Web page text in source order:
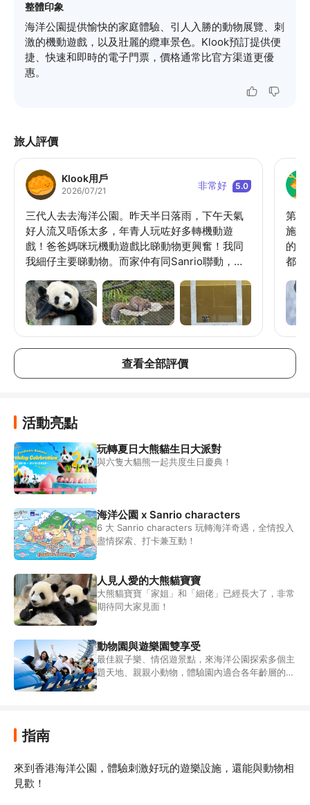
整體印象
海洋公園提供愉快的家庭體驗、引人入勝的動物展覽、刺
激的機動遊戲，以及壯麗的纜車景色。Klook預訂提供便
捷、快速和即時的電子門票，價格通常比官方渠道更優
惠。
旅人評價
Klook用戶
2026/07/21 非常好 5.0
三代人去去海洋公園。昨天半日落雨，下午天氣
好人流又唔係太多，年青人玩咗好多轉機動遊
戲！爸爸媽咪玩機動遊戲比睇動物更興奮！我同
我細仔主要睇動物。而家仲有同Sanrio聯動，樂
列車內的動畫都轉左係Sanrio公仔短片，打卡位
亦都好靚！喺熱帶雨林探險徑住咗一隻被救回來
的松鼠叫Momo，昨天籠內有飼養員講解Momo
背景，原來被嘉道理農場救治之後再送來海洋公
園，放在熱帶雨林徑內讓牠先適應稍後放歸野外
的生活。其實海洋公園做了很多保育及救助動物
的工作，其實動物也被照顧得很好！當我駐足觀
物平時的習性以及有趣之處！有個飼養員還show
她手機內狐獴有趣的相片。一個公園可以滿足晒
我好動的女兒同好靜的兒子嘅需要，父母亦覺得
很好玩！
第一
施跟
的是，太～
都要
要
始
始排
預訂
票，
查看全部評價
活動亮點
玩轉夏日大熊貓生日大派對
與六隻大貓熊一起共度生日慶典！
海洋公園 x Sanrio characters
6 大 Sanrio characters 玩轉海洋奇遇，全情投入
盡情探索、打卡兼互動！
人見人愛的大熊貓寶寶
大熊貓寶寶「家姐」和「細佬」已經長大了，非常
期待同大家見面！
動物園與遊樂園雙享受
最佳親子樂、情侶遊景點，來海洋公園探索多個主
題天地、親親小動物，體驗園內適合各年齡層的有
指南
來到香港海洋公園，體驗刺激好玩的遊樂設施，還能與動物相
見歡！